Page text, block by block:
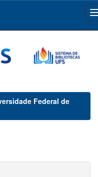
Federal de